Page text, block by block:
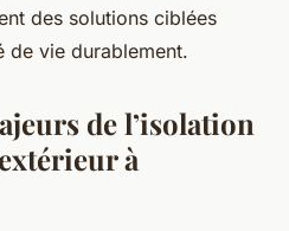
des solutions ciblées
de vie durablement.
de l’isolation
à